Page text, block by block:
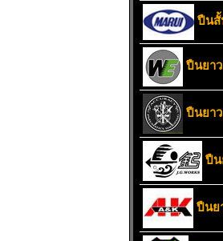
ปืนสั้
ปืนยาว
ปืนยา
ปืน
ปืนย